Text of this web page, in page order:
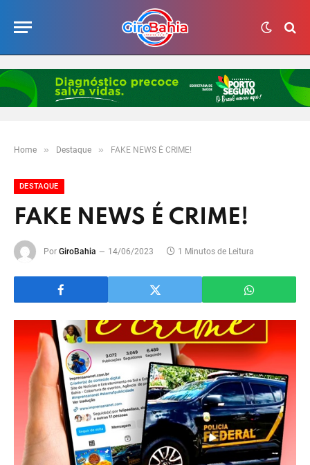
Home » Destaque » FAKE NEWS É CRIME!
DESTAQUE
FAKE NEWS É CRIME!
Por GiroBahia 14/06/2023 1 Minutos de Leitura